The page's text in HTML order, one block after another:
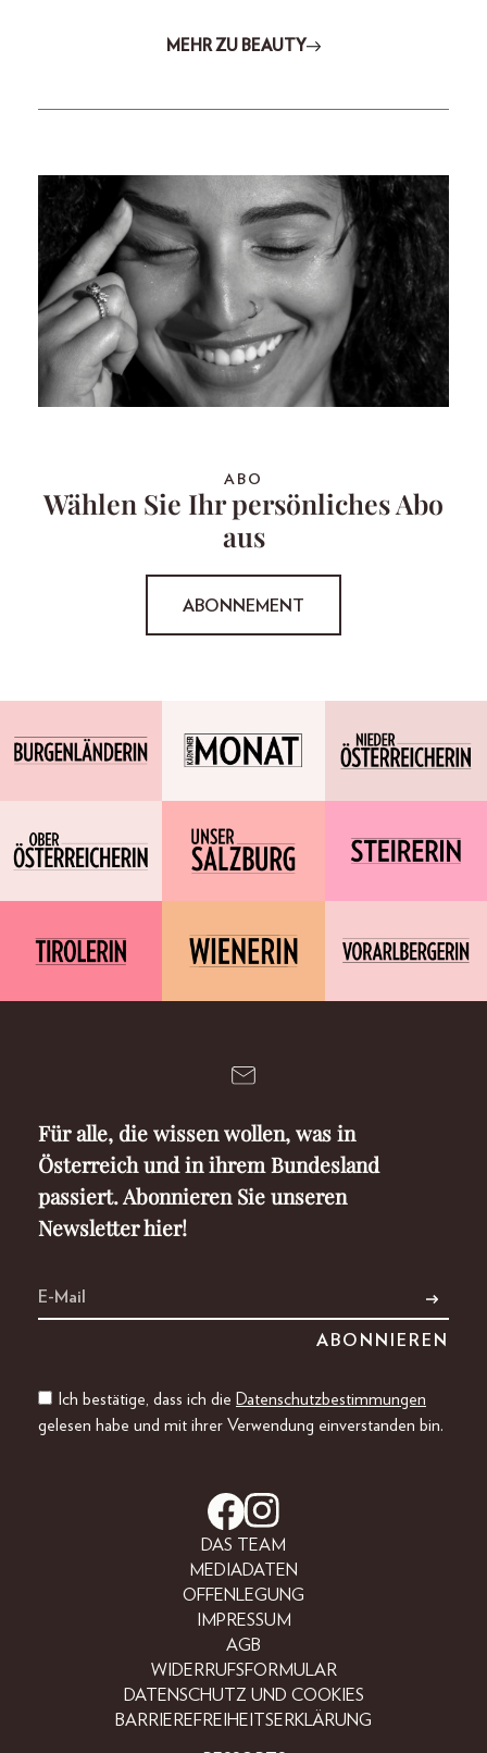
MEHR ZU BEAUTY
ABO
Wählen Sie Ihr persönliches Abo
aus
ABONNEMENT
Für alle, die wissen wollen, was in
Österreich und in ihrem Bundesland
passiert. Abonnieren Sie unseren
Newsletter hier!
Ich bestätige, dass ich die Datenschutzbestimmungen
gelesen habe und mit ihrer Verwendung einverstanden bin.
DAS TEAM
MEDIADATEN
OFFENLEGUNG
IMPRESSUM
AGB
WIDERRUFSFORMULAR
DATENSCHUTZ UND COOKIES
BARRIEREFREIHEITSERKLÄRUNG